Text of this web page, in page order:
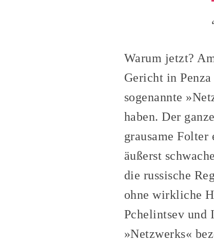
Warum jetzt?
Gericht in
sogenannte
haben. Der
grausame Folter
äußerst
die russische
ohne wirkliche
Pchelintsev und
»Netzwerks«